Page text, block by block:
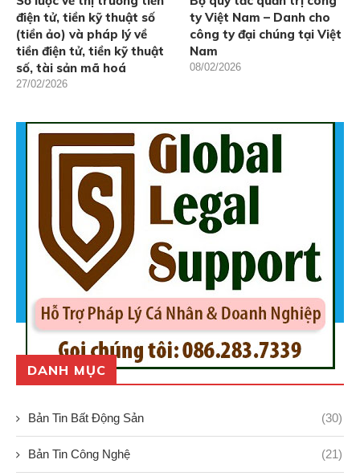
điện tử, tiền kỹ thuật số
(tiền ảo) và pháp lý về
tiền điện tử, tiền kỹ thuật
số, tài sản mã hoá
27/02/2026
ty Việt Nam – Danh cho
công ty đại chúng tại Việt
Nam
08/02/2026
DANH MỤC
Bản Tin Bất Động Sản (30)
Bản Tin Công Nghệ (21)